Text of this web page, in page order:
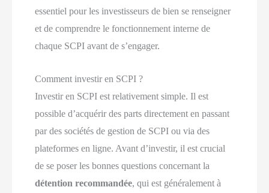
essentiel pour les investisseurs de bien se renseigner
et de comprendre le fonctionnement interne de
chaque SCPI avant de s’engager.
Comment investir en SCPI ?
Investir en SCPI est relativement simple. Il est
possible d’acquérir des parts directement en passant
par des sociétés de gestion de SCPI ou via des
plateformes en ligne. Avant d’investir, il est crucial
de se poser les bonnes questions concernant la
détention recommandée, qui est généralement à